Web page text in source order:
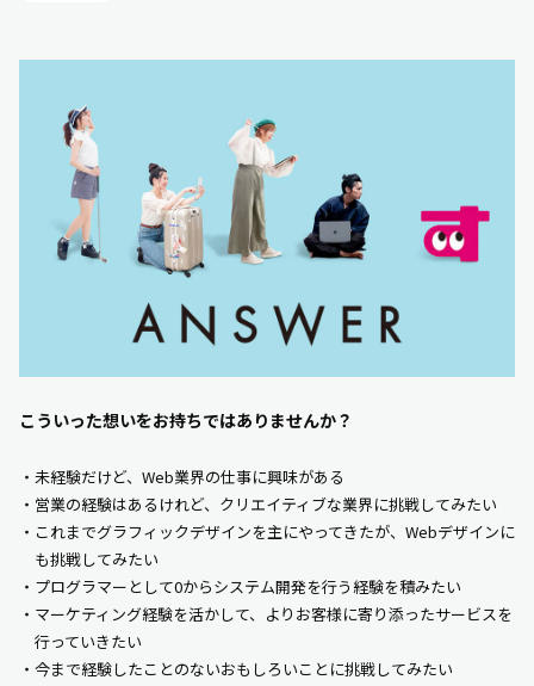
こういった想いをお持ちではありませんか？
・未経験だけど、Web業界の仕事に興味がある
・営業の経験はあるけれど、クリエイティブな業界に挑戦してみたい
・これまでグラフィックデザインを主にやってきたが、Webデザインに
も挑戦してみたい
・プログラマーとして0からシステム開発を行う経験を積みたい
・マーケティング経験を活かして、よりお客様に寄り添ったサービスを
行っていきたい
・今まで経験したことのないおもしろいことに挑戦してみたい